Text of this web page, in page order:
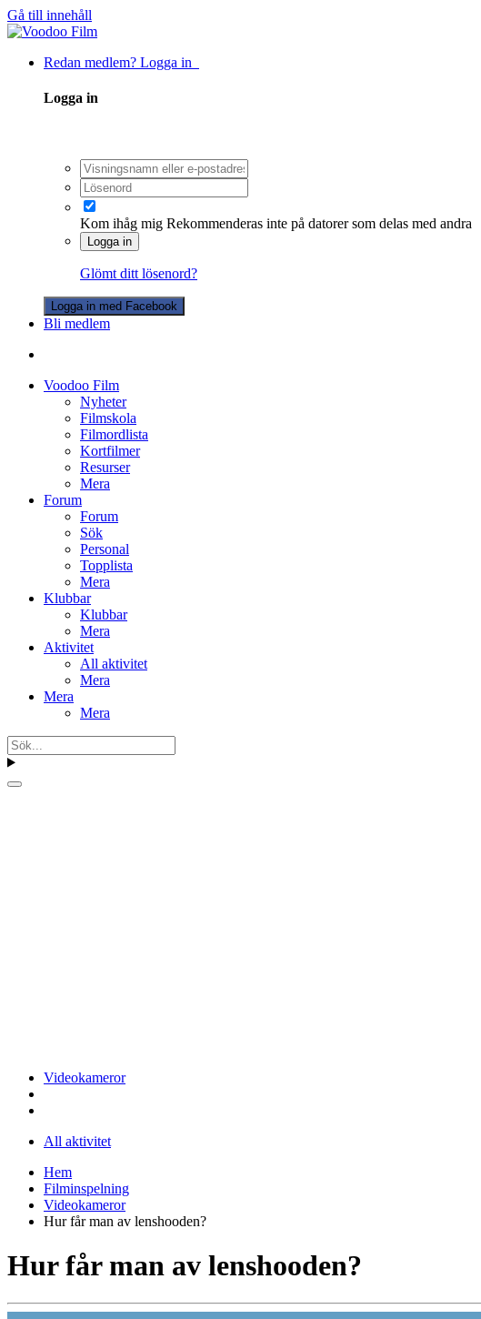
Gå till innehåll
Redan medlem? Logga in
Logga in
Kom ihåg mig Rekommenderas inte på datorer som delas med andra
Logga in
Glömt ditt lösenord?
Logga in med Facebook
Bli medlem
Voodoo Film
Nyheter
Filmskola
Filmordlista
Kortfilmer
Resurser
Mera
Forum
Forum
Sök
Personal
Topplista
Mera
Klubbar
Klubbar
Mera
Aktivitet
All aktivitet
Mera
Mera
Mera
Videokameror
All aktivitet
Hem
Filminspelning
Videokameror
Hur får man av lenshooden?
Hur får man av lenshooden?